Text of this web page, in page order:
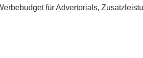
für Advertorials,